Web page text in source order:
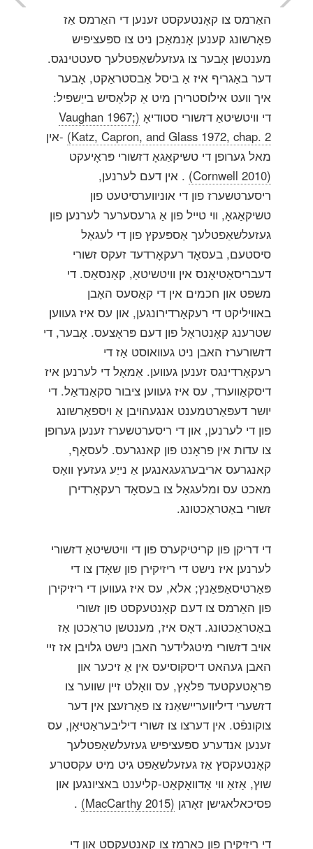
האַרמס צו קאָנטעקסט זענען די האַרמס אַז
פאָרשונג קענען אָנמאַכן ניט צו ספּעציפיש
מענטשן אָבער צו געזעלשאַפטלעך סעטטינגס.
דער באַגריף איז אַ ביסל אַבסטראַקט, אָבער
איך וועט אילוסטרירן מיט אַ קלאַסיש בייַשפּיל:
די וויטשיטאַ דזשורי סטודיאָ (Vaughan 1967;
Katz, Capron, and Glass 1972, chap. 2) -אין
מאל גערופן די טשיקאַגאָ דזשורי פּראָיעקט
(Cornwell 2010)
. אין דעם לערנען,
ריסערטשערז פון די אוניווערסיטעט פון
טשיקאַגאָ, ווי טייל פון אַ גרעסערער לערנען פון
געזעלשאַפטלעך אַספּעקץ פון די לעגאַל
סיסטעם, בעסאָד רעקאָרדעד זעקס זשורי
דעבריסאַטיאָנס אין וויטשיטאַ, קאַנסאַס. די
משפט און חכמים אין די קאַסעס האָבן
באוויליקט די רעקאָרדירונגען, און עס איז געווען
שטרענג קאָנטראָל פון דעם פּראָצעס. אָבער, די
דזשורערז האבן ניט געוואוסט אַז די
רעקאָרדינגס זענען געווען. אַמאָל די לערנען איז
דיסקאַווערד, עס איז געווען ציבור סקאַנדאַל. די
יושר דעפּאַרטמענט אנגעהויבן אַ ויספאָרשונג
פון די לערנען, און די ריסערטשערז זענען גערופן
צו עדות אין פראָנט פון קאנגרעס. לעסאָף,
קאנגרעס אריבערגעגאנגען אַ נייַע געזעץ וואָס
מאכט עס ומלעגאַל צו בעסאָד רעקאָרדירן
זשורי באַטראַכטונג.
די דריקן פון קריטיקערס פון די וויטשיטאַ דזשורי
לערנען איז נישט די ריזיקירן פון שאָדן צו די
פּאַרטיסאַפּאַנץ; אלא, עס איז געווען די ריזיקירן
פון האַרמס צו דעם קאָנטעקסט פון זשורי
באַטראַכטונג. דאָס איז, מענטשן טראַכטן אַז
אויב דזשורי מיטגלידער האבן נישט גלויבן אז זיי
האבן געהאט דיסקוסיעס אין אַ זיכער און
פּראָטעקטעד פּלאַץ, עס וואָלט זיין שווער צו
דזשערי דיליוועריישאַנז צו פאָרזעצן אין דער
צוקונפֿט. אין דערצו צו זשורי דיליבעראַטיאָן, עס
זענען אנדערע ספּעציפיש געזעלשאַפטלעך
קאָנטעקסץ אַז געזעלשאַפט גיט מיט עקסטרע
שוץ, אַזאַ ווי אַדוואָקאַט-קליענט באציונגען און
פסיכאלאגישן זאָרגן (MacCarthy 2015)
.
די ריזיקירן פון כאַרמז צו קאָנטעקסט און די